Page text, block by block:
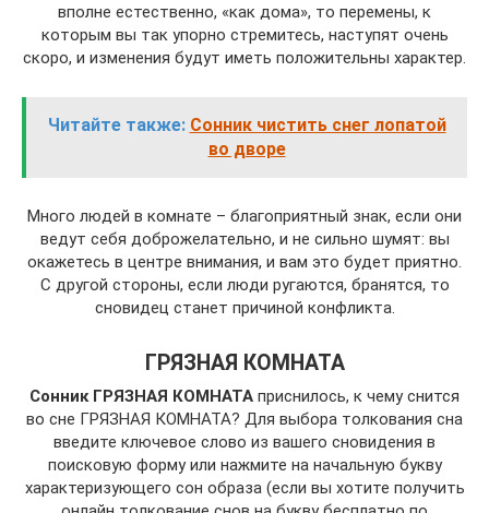
вполне естественно, «как дома», то перемены, к
которым вы так упорно стремитесь, наступят очень
скоро, и изменения будут иметь положительны характер.
Читайте также: Сонник чистить снег лопатой
во дворе
Много людей в комнате – благоприятный знак, если они
ведут себя доброжелательно, и не сильно шумят: вы
окажетесь в центре внимания, и вам это будет приятно.
С другой стороны, если люди ругаются, бранятся, то
сновидец станет причиной конфликта.
ГРЯЗНАЯ КОМНАТА
Сонник ГРЯЗНАЯ КОМНАТА приснилось, к чему снится
во сне ГРЯЗНАЯ КОМНАТА? Для выбора толкования сна
введите ключевое слово из вашего сновидения в
поисковую форму или нажмите на начальную букву
характеризующего сон образа (если вы хотите получить